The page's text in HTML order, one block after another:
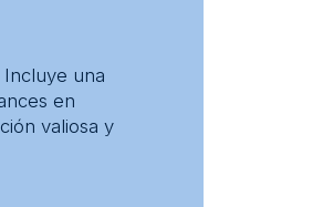
una
en
valiosa y